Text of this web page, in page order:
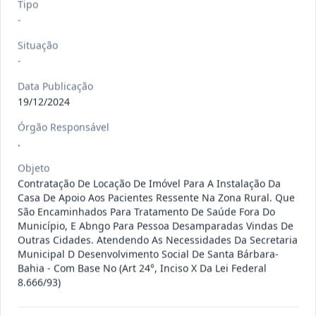
de
Serviços
Situação: Concluído Data:07/08/2026 Ver detalhes
133/2026
Prestação
Credenciamento de oficinas
Tipo
-
Situação
-
Data Publicação
19/12/2024
Órgão Responsável
.
Objeto
Contratação De Locação De Imóvel Para A Instalação Da
Casa De Apoio Aos Pacientes Ressente Na Zona Rural. Que
São Encaminhados Para Tratamento De Saúde Fora Do
Município, E Abngo Para Pessoa Desamparadas Vindas De
Outras Cidades. Atendendo As Necessidades Da Secretaria
Municipal D Desenvolvimento Social De Santa Bárbara-
Bahia - Com Base No (Art 24°, Inciso X Da Lei Federal
8.666/93)